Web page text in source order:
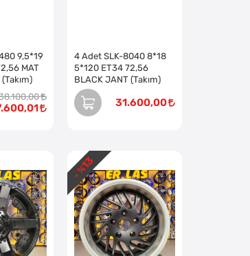
9,5*19
MAT
4 Adet SLK-8040 8*18
5*120 ET34 72,56
BLACK JANT (Takım)
31.600,00
- %
13